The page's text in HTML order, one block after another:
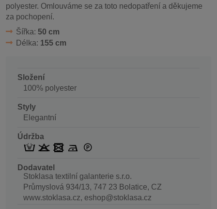
polyester. Omlouváme se za toto nedopatření a děkujeme
za pochopení.
Šířka: 50 cm
Délka: 155 cm
Složení
100% polyester
Styly
Elegantní
Údržba
Dodavatel
Stoklasa textilní galanterie s.r.o.
Průmyslová 934/13, 747 23 Bolatice, CZ
www.stoklasa.cz, eshop@stoklasa.cz